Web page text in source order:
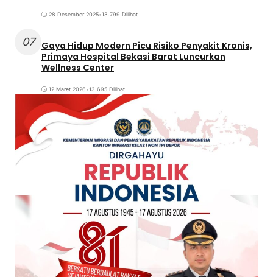
28 Desember 2025•13.799 Dilihat
07
Gaya Hidup Modern Picu Risiko Penyakit Kronis,
Primaya Hospital Bekasi Barat Luncurkan
Wellness Center
12 Maret 2026•13.695 Dilihat